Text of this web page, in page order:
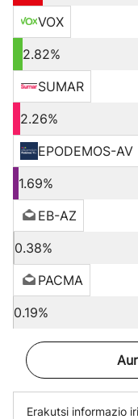
VOX
2.82%
SUMAR
2.26%
EPODEMOS-AV
1.69%
EB-AZ
0.38%
PACMA
0.19%
Erakutsi informazio